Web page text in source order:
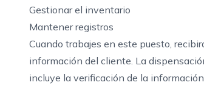
Gestionar el inventario
Mantener registros
Cuando trabajes en este puesto,
información del cliente. La
incluye la verificación de la